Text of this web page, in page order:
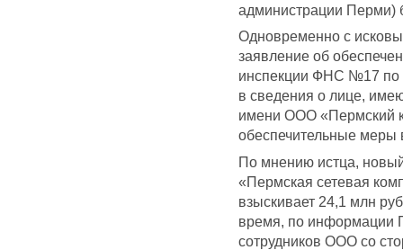
администрации
Одновременно с
заявление об
инспекции ФНС №17 по
в сведения о лице,
имени ООО «Пермский
обеспечительные меры
По мнению истца,
«Пермская сетевая
взыскивает 24,1 млн
время, по информации
сотрудников ООО со